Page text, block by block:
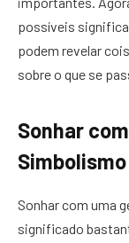
possíveis
podem revelar
sobre o que se
Sonhar
Sonhar com uma
significado